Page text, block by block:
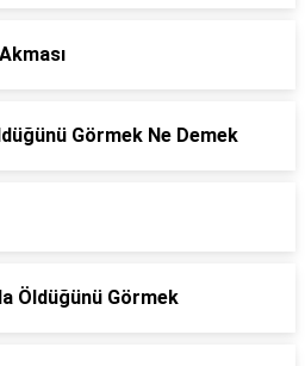
Görmek Ne Demek
Öldüğünü Görmek